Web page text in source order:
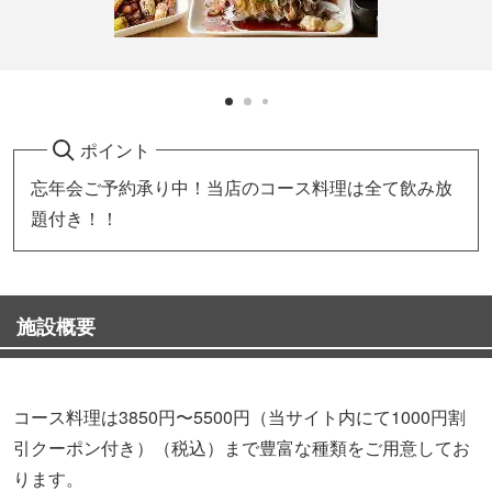
ポイント
忘年会ご予約承り中！当店のコース料理は全て飲み放
題付き！！
施設概要
コース料理は3850円〜5500円（当サイト内にて1000円割
引クーポン付き）（税込）まで豊富な種類をご用意してお
ります。